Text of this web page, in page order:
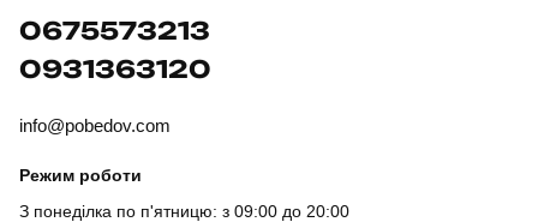
0675573213
0931363120
info@pobedov.com
Режим роботи
З понеділка по п'ятницю: з 09:00 до 20:00